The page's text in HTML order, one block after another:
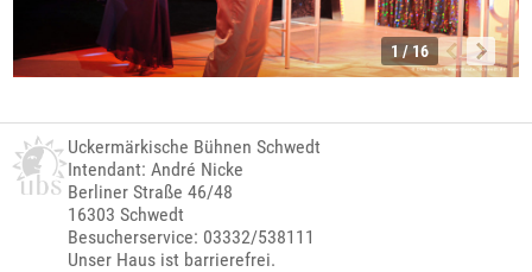
1 / 16
Uckermärkische Bühnen Schwedt
Intendant: André Nicke
Berliner Straße 46/48
16303 Schwedt
Besucherservice: 03332/538111
Unser Haus ist barrierefrei.